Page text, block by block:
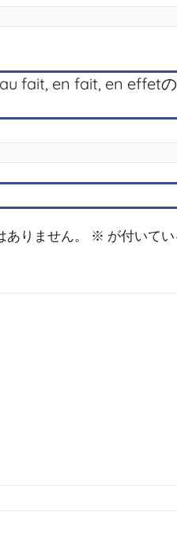
fait, en fait, en effet
りません。 ※ が付いて